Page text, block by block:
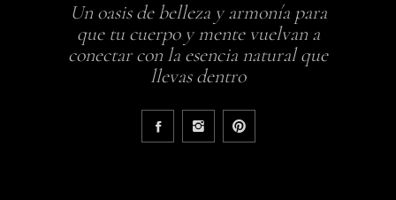
Un oasis de belleza y armonía para
que tu cuerpo y mente vuelvan a
conectar con la esencia natural que
llevas dentro